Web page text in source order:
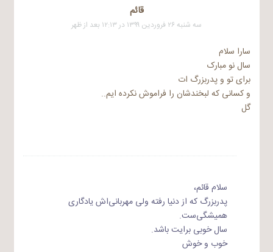
قائم
سه شنبه ۲۶ فروردین ۱۳۹۹ در ۱۲:۱۳ بعد از ظهر
سارا سلام
سال نو مبارک
برای تو و پدربزرگ ات
و کسانی که لبخندشان را فراموش نکرده ایم..
گل
سلام قائم،
پدربزرگ که از دنیا رفته ولی مهربانی‌اش یادگاری
همیشگی‌ست.
سال خوبی برایت باشد.
خوب و خوش